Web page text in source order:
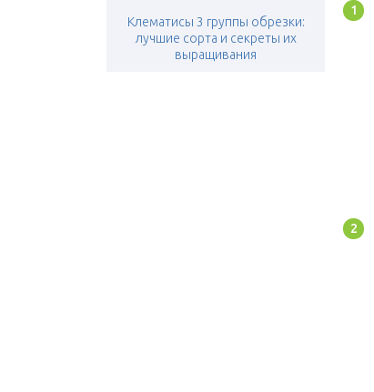
Клематисы 3 группы обрезки:
лучшие сорта и секреты их
выращивания